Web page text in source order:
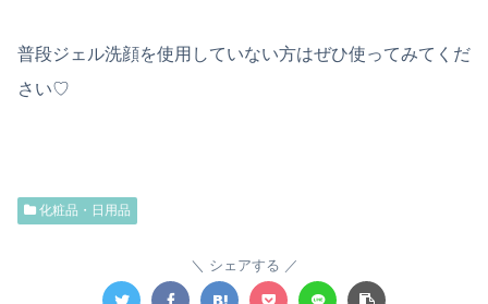
普段ジェル洗顔を使用していない方はぜひ使ってみてくだ
さい♡
化粧品・日用品
シェアする